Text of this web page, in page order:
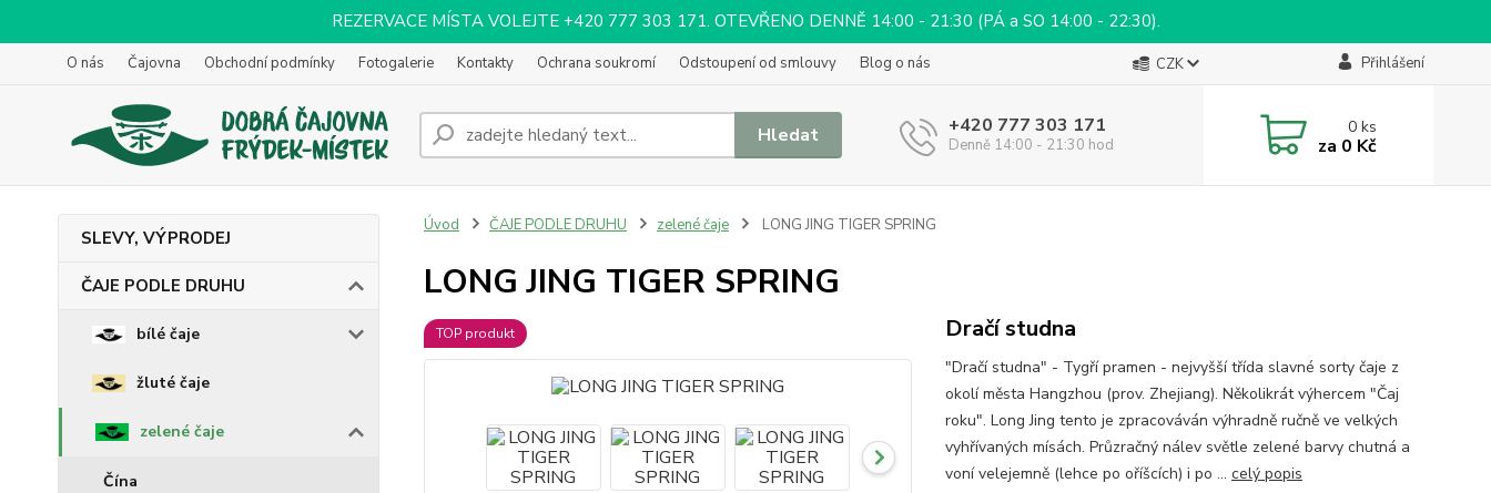
REZERVACE MÍSTA VOLEJTE +420 777 303 171. OTEVŘENO DENNĚ 14:00 - 21:30 (PÁ a SO 14:00 - 22:30).
O nás Čajovna Obchodní podmínky Fotogalerie Kontakty Ochrana soukromí Odstoupení od smlouvy Blog o nás CZK Přihlášení
Hledat +420 777 303 171
Denně 14:00 - 21:30 hod
0ks
za 0 Kč
SLEVY, VÝPRODEJ
ČAJE PODLE DRUHU
bílé čaje
žluté čaje
zelené čaje
Čína
Úvod ČAJE PODLE DRUHU zelené čaje LONG JING TIGER SPRING
LONG JING TIGER SPRING
TOP produkt Dračí studna
"Dračí studna" - Tygří pramen - nejvyšší třída slavné sorty čaje z
okolí města Hangzhou (prov. Zhejiang). Několikrát výhercem "Čaj
roku". Long Jing tento je zpracováván výhradně ručně ve velkých
vyhřívaných mísách. Průzračný nálev světle zelené barvy chutná a
voní velejemně (lehce po oříšcích) i po ... celý popis